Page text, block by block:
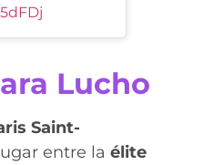
Lucho
Saint-
entre la élite